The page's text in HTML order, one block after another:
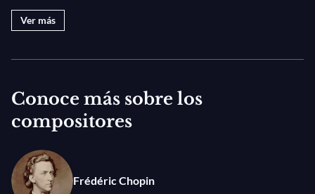
plató deOmnibus
también rememora su infancia, su relación con la
excepcionales y cautivadoras!
En este mismo programa, un concierto excepcional
de gala ofrecido en honor del 20º aniversario de la
creación del Estado de Israel. Rubinstein, de entonces
Ver más
Conoce más sobre los
compositores
Frédéric Chopin